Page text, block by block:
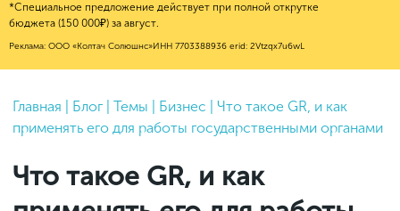
Финансы
Е-коммерс
Недвижимость
HoReCa
Бьюти
Услуги
2025
2024
2022
2021
2020
Новые продукты
Эксплейнеры
Обновления продуктов Calltouch
Обучение работы с инструментами
Calltouch
Индекс здоровья российского
Mental Health
Привлечение
Конверсия
Аналитика
Процессы и управление
Финансы и бухгалтерия
Callday
MeetUp
Вебинары и практикумы
*Специальное предложение действует при полной открутке
бюджета (150 000₽) за август.
Реклама: ООО «Колтач Солюшнс»ИНН 7703388936 erid: 2Vtzqx7u6wL
Главная Блог Темы Бизнес
Что такое GR, и как
применять его для работы государственными органами
Что такое GR, и как